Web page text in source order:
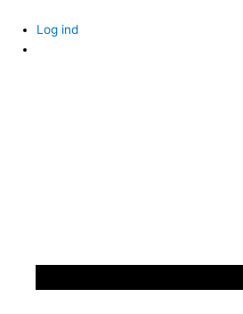
content
Log ind